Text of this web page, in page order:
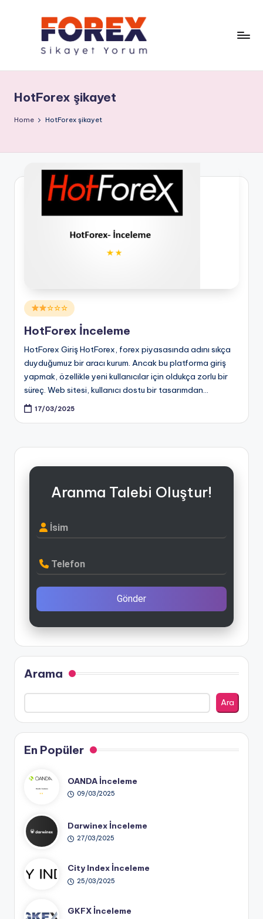
HotForex şikayet
Home HotForex şikayet
Posted
in
☆☆☆
HotForex İnceleme
HotForex Giriş HotForex, forex piyasasında adını sıkça
duyduğumuz bir aracı kurum. Ancak bu platforma giriş
yapmak, özellikle yeni kullanıcılar için oldukça zorlu bir
süreç. Web sitesi, kullanıcı dostu bir tasarımdan…
17/03/2025
Aranma Talebi Oluştur!
İsim
Telefon
Gönder
Arama
Ara
En Popüler
OANDA İnceleme
09/03/2025
Darwinex İnceleme
27/03/2025
City Index İnceleme
25/03/2025
GKFX İnceleme